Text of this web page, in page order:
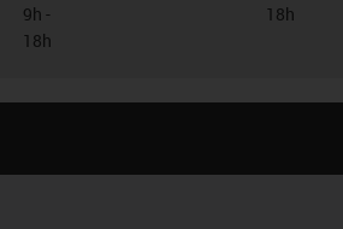
9h -
18h
18h